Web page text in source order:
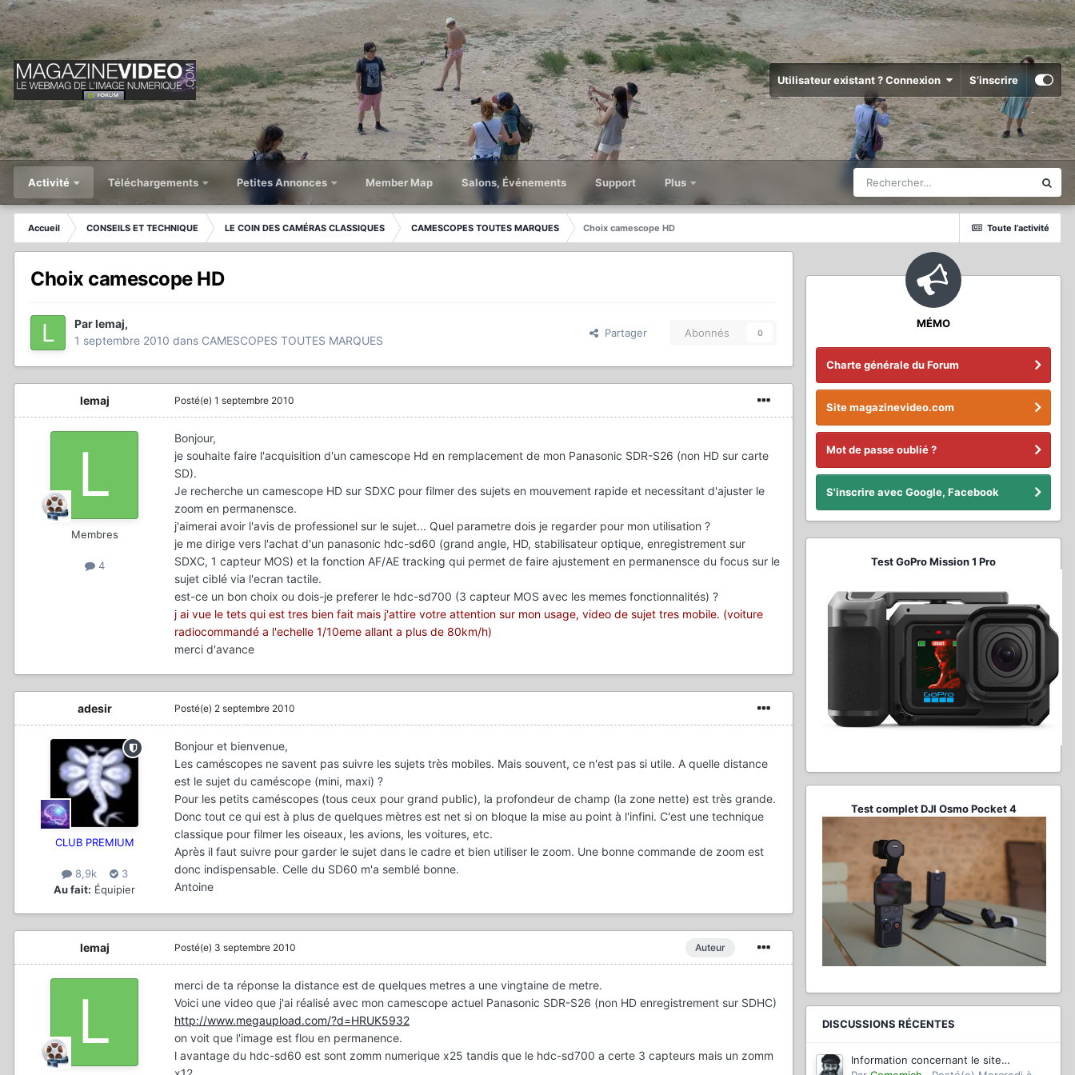
Utilisateur existant ? Connexion S’inscrire
Activité Téléchargements Petites Annonces Member Map Salons, Événements Support Plus
Toute l’activité
Accueil CONSEILS ET TECHNIQUE LE COIN DES CAMÉRAS CLASSIQUES CAMESCOPES TOUTES MARQUES Choix camescope HD
Choix camescope HD
Parlemaj,
1 septembre 2010 dans CAMESCOPES TOUTES MARQUES
Partager Abonnés 0
lemaj
Membres
4
Posté(e) 1 septembre 2010
Bonjour,
je souhaite faire l'acquisition d'un camescope Hd en remplacement de mon Panasonic SDR-S26 (non HD sur carte
SD).
Je recherche un camescope HD sur SDXC pour filmer des sujets en mouvement rapide et necessitant d'ajuster le
zoom en permanensce.
j'aimerai avoir l'avis de professionel sur le sujet... Quel parametre dois je regarder pour mon utilisation ?
je me dirige vers l'achat d'un panasonic hdc-sd60 (grand angle, HD, stabilisateur optique, enregistrement sur
SDXC, 1 capteur MOS) et la fonction AF/AE tracking qui permet de faire ajustement en permanensce du focus sur le
sujet ciblé via l'ecran tactile.
est-ce un bon choix ou dois-je preferer le hdc-sd700 (3 capteur MOS avec les memes fonctionnalités) ?
j ai vue le tets qui est tres bien fait mais j'attire votre attention sur mon usage, video de sujet tres mobile. (voiture
radiocommandé a l'echelle 1/10eme allant a plus de 80km/h)
merci d'avance
adesir
CLUB PREMIUM
8,9k
3
Au fait: Équipier
Posté(e) 2 septembre 2010
Bonjour et bienvenue,
Les caméscopes ne savent pas suivre les sujets très mobiles. Mais souvent, ce n'est pas si utile. A quelle distance
est le sujet du caméscope (mini, maxi) ?
Pour les petits caméscopes (tous ceux pour grand public), la profondeur de champ (la zone nette) est très grande.
Donc tout ce qui est à plus de quelques mètres est net si on bloque la mise au point à l'infini. C'est une technique
classique pour filmer les oiseaux, les avions, les voitures, etc.
Après il faut suivre pour garder le sujet dans le cadre et bien utiliser le zoom. Une bonne commande de zoom est
donc indispensable. Celle du SD60 m'a semblé bonne.
Antoine
lemaj Auteur
Posté(e) 3 septembre 2010
merci de ta réponse la distance est de quelques metres a une vingtaine de metre.
Voici une video que j'ai réalisé avec mon camescope actuel Panasonic SDR-S26 (non HD enregistrement sur SDHC)
http://www.megaupload.com/?d=HRUK5932
on voit que l'image est flou en permanence.
l avantage du hdc-sd60 est sont zomm numerique x25 tandis que le hdc-sd700 a certe 3 capteurs mais un zomm
MÉMO
Charte générale du Forum
Site magazinevideo.com
Mot de passe oublié ?
S'inscrire avec Google, Facebook
Test GoPro Mission 1 Pro
Test complet DJI Osmo Pocket 4
DISCUSSIONS RÉCENTES
Information concernant le site